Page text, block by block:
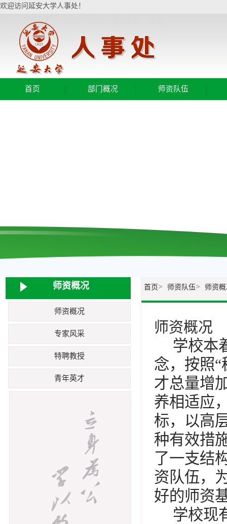
欢迎访问延安大学人事处！
首页 部门概况 师资队伍
师资概况
师资概况
专家风采
特聘教授
青年英才
首页 > 师资队伍 > 师资
师资概况
学校本
念，按照
才总量增
养相适应
标，以高
种有效措
了一支结
资队伍，
好的师资
学校现